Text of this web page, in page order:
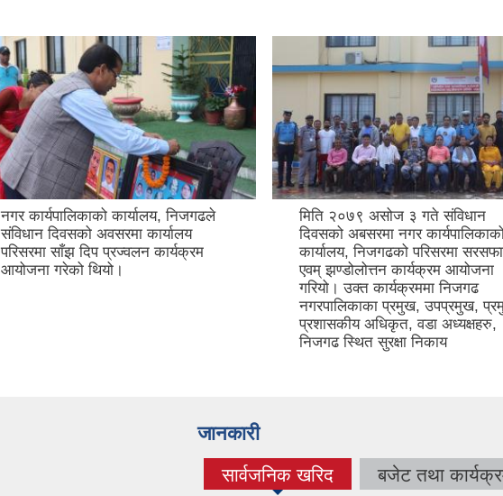
नगर कार्यपालिकाको कार्यालय, निजगढले
संविधान दिवसको अवसरमा कार्यालय
परिसरमा साँझ दिप प्रज्वलन कार्यक्रम
आयोजना गरेको थियो।
मिति २०७९ असोज ३ गते संविधान
दिवसको अबसरमा नगर
कार्यालय, निजगढको परिसरमा
एवम् झण्डोलोत्तन कार्यक्रम आयोजना
गरियो। उक्त कार्यक्रममा निजगढ
नगरपालिकाका प्रमुख, उपप्रमुख,
प्रशासकीय अधिकृत, वडा अध्यक्षहरु,
निजगढ स्थित सुरक्षा निकाय
जानकारी
सार्वजनिक खरिद
(active tab) बजेट तथा